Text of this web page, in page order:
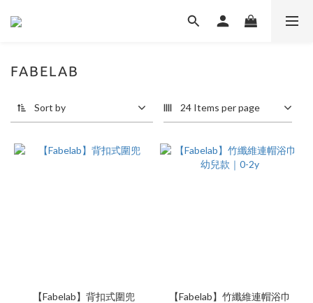
FABELAB
Sort by 24 Items per page
【Fabelab】背扣式圍兜
【Fabelab】竹纖維連帽浴巾